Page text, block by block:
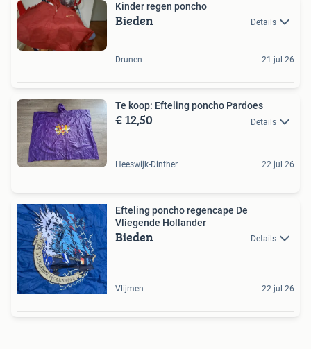
Kinder regen poncho
Bieden Details
Drunen 21 jul 26
Te koop: Efteling poncho Pardoes
€ 12,50 Details
Heeswijk-Dinther 22 jul 26
Efteling poncho regencape De
Vliegende Hollander
Bieden Details
Vlijmen 22 jul 26